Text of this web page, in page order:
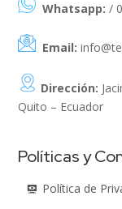
Whatsapp: /
Email:
Dirección:
Quito – Ecuador
Políticas y
Política de